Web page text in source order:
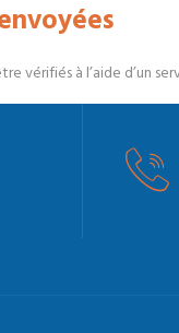
vérifiés à l’aide d’un